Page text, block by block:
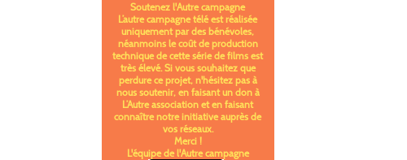
Soutenez l'Autre campagne
L’autre campagne télé est réalisée
uniquement par des bénévoles,
néanmoins le coût de production
technique de cette série de films est
très élevé. Si vous souhaitez que
perdure ce projet, n'hésitez pas à
nous soutenir, en faisant un don à
L’Autre association et en faisant
connaître notre initiative auprès de
vos réseaux.
Merci !
L'équipe de l'Autre campagne